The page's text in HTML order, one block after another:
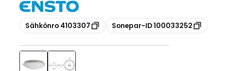
Kopioi
Sähkönro 4103307 Kopioi
Sonepar-ID 100033252